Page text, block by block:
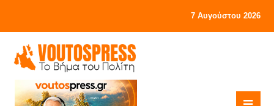
7 Αυγούστου 2026